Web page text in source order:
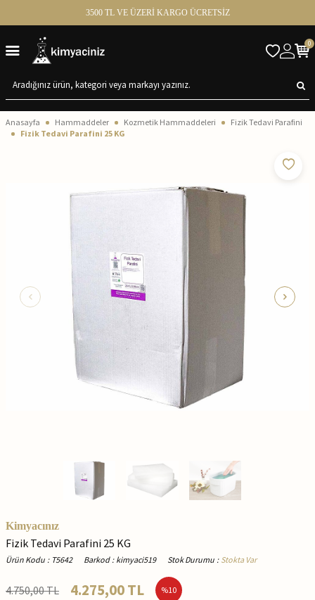
3500 TL VE ÜZERİ KARGO ÜCRETSİZ
0
Anasayfa Hammaddeler Kozmetik Hammaddeleri
Fizik Tedavi Parafini
Fizik Tedavi Parafini 25 KG
Kimyacınız
Fizik Tedavi Parafini 25 KG
Ürün Kodu : T5642 Barkod : kimyaci519 Stok Durumu : Stokta Var
4.750,00TL 4.275,00TL %10